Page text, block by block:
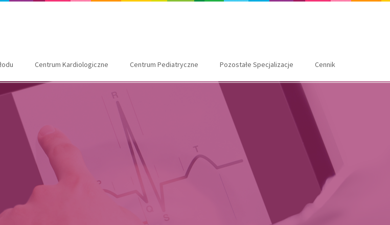
Centrum Kardiologiczne Centrum Pediatryczne Pozostałe Specjalizacje Cennik